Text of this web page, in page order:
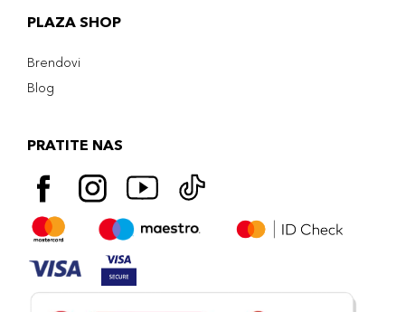
PLAZA SHOP
Brendovi
Blog
PRATITE NAS